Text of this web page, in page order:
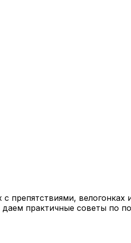
препятствиями, велогонках
практичные советы по